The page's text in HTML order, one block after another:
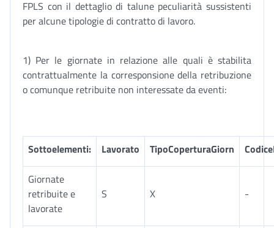
FPLS con il dettaglio di talune peculiarità sussistenti
per alcune tipologie di contratto di lavoro.
1) Per le giornate in relazione alle quali è stabilita
contrattualmente la corresponsione della retribuzione
o comunque retribuite non interessate da eventi:
Sottoelementi: Lavorato TipoCoperturaGiorn
Giornate
retribuite e
lavorate
S X -